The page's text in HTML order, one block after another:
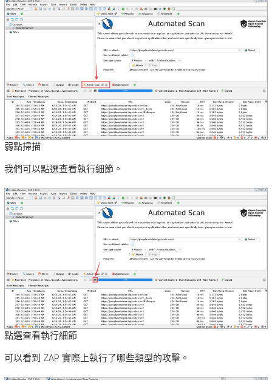
弱點掃描
我們可以點選查看執行細節。
點選查看執行細節
可以看到 ZAP 實際上執行了哪些類型的攻擊。